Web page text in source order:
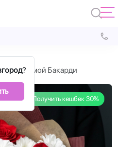
?
Бакарди
Получить кешбек 30%